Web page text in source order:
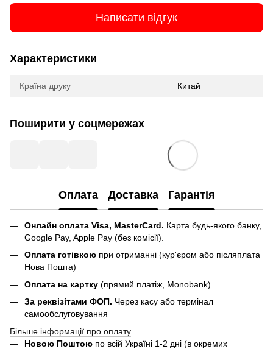
Написати відгук
Характеристики
Країна друку Китай
Поширити у соцмережах
Оплата Доставка Гарантія
Онлайн оплата Visa, MasterCard. Карта будь-якого банку,
Google Pay, Apple Pay (без комісії).
Оплата готівкою при отриманні (кур'єром або післяплата
Нова Пошта)
Оплата на картку (прямий платіж, Monobank)
За реквізітами ФОП. Через касу або термінал
самообслуговування
Більше інформації про оплату
Новою Поштою по всій Україні 1-2 дні (в окремих